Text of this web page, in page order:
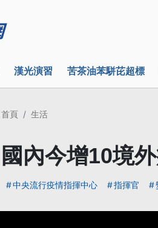
漢光演習 苦茶油苯駢芘超標
首頁 生活
國內今增10境
中央流行疫情指揮中心 指揮官